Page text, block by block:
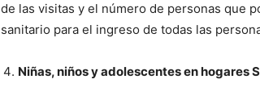
de las visitas y el número de personas que
sanitario para el ingreso de todas las
Niñas, niños y adolescentes en hogares